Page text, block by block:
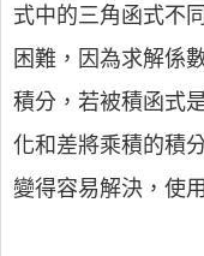
式中的三角函式不
困難，因為求解係
積分，若被積函式
化和差將乘積的積
變得容易解決，使